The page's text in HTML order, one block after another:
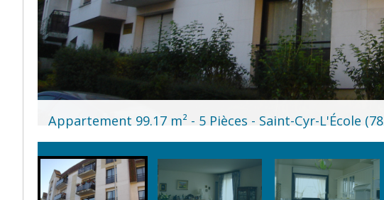
Appartement 99.17 m² - 5 Pièces - Saint-Cyr-L'École